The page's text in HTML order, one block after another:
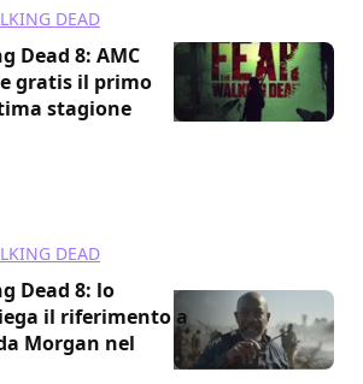
DEAD
Dead 8: AMC
gratis il primo
stagione
DEAD
Dead 8: lo
il riferimento a
Morgan nel